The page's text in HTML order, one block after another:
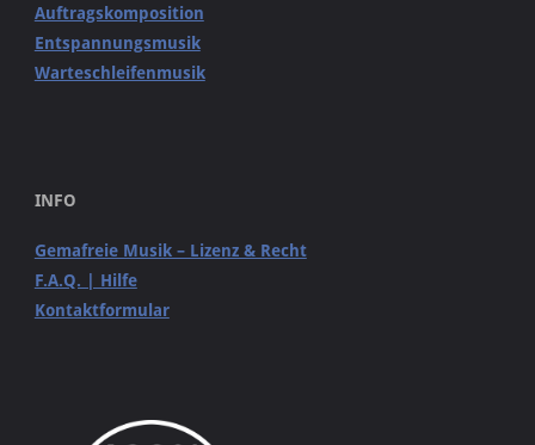
Auftragskomposition
Entspannungsmusik
Warteschleifenmusik
INFO
Gemafreie Musik – Lizenz & Recht
F.A.Q. | Hilfe
Kontaktformular